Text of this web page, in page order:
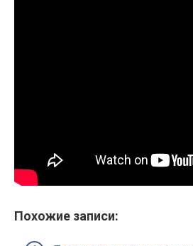
Похожие записи: